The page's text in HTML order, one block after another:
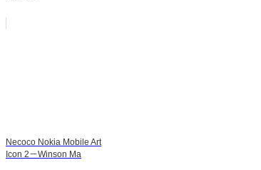
Necoco Nokia Mobile Art
Icon 2－Winson Ma